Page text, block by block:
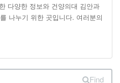
다양한 정보와 건양의대 김안과
나누기 위한 곳입니다. 여러분의
Find